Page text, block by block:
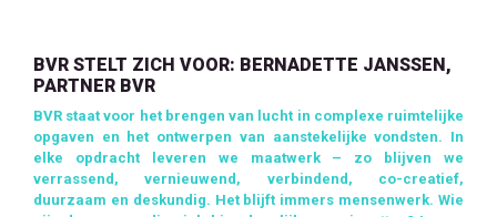
BVR STELT ZICH VOOR: BERNADETTE JANSSEN,
PARTNER BVR
BVR staat voor het brengen van lucht in complexe ruimtelijke
opgaven en het ontwerpen van aanstekelijke vondsten. In
elke opdracht leveren we maatwerk – zo blijven we
verrassend, vernieuwend, verbindend, co-creatief,
duurzaam en deskundig. Het blijft immers mensenwerk. Wie